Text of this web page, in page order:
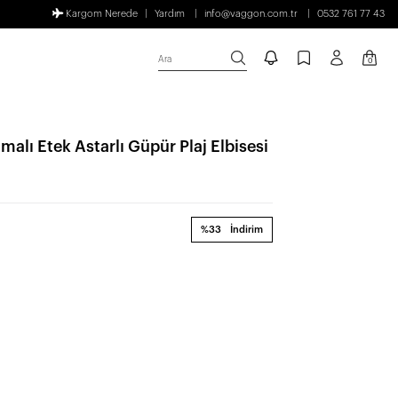
Kargom Nerede Yardım info@vaggon.com.tr 0532 761 77 43
Ara 0
Etek Astarlı Güpür Plaj Elbisesi
%33 İndirim